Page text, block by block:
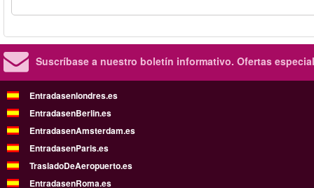
Suscríbase a nuestro boletín informativo. Ofertas
Entradasenlondres.es
EntradasenBerlin.es
EntradasenAmsterdam.es
EntradasenParis.es
TrasladoDeAeropuerto.es
EntradasenRoma.es